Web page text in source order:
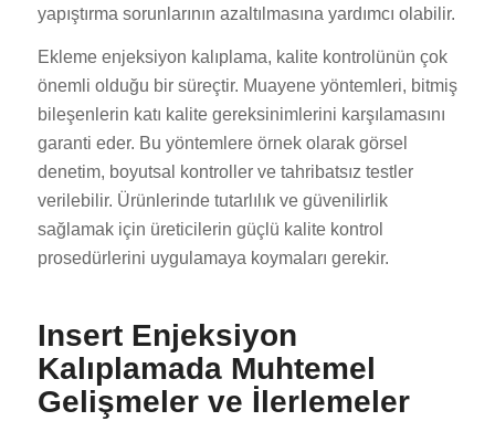
yapıştırma sorunlarının azaltılmasına yardımcı olabilir.
Ekleme enjeksiyon kalıplama, kalite kontrolünün çok
önemli olduğu bir süreçtir. Muayene yöntemleri, bitmiş
bileşenlerin katı kalite gereksinimlerini karşılamasını
garanti eder. Bu yöntemlere örnek olarak görsel
denetim, boyutsal kontroller ve tahribatsız testler
verilebilir. Ürünlerinde tutarlılık ve güvenilirlik
sağlamak için üreticilerin güçlü kalite kontrol
prosedürlerini uygulamaya koymaları gerekir.
Insert Enjeksiyon
Kalıplamada Muhtemel
Gelişmeler ve İlerlemeler